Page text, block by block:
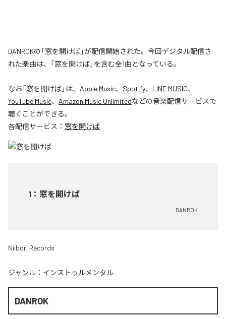
DANROKの「窓を開けば」が配信開始された。今回デジタル配信さ
れた楽曲は、「窓を開けば」を含む全1曲となっている。
なお「窓を開けば」は、 Apple Music、 Spotify、 LINE MUSIC、
YouTube Music、 Amazon Music Unlimitedなどの音楽配信サービスで
聴くことができる。
各配信サービス： 窓を開けば
1 ： 窓を開けば
DANROK
Niibori Records
ジャンル： インストゥルメンタル
DANROK